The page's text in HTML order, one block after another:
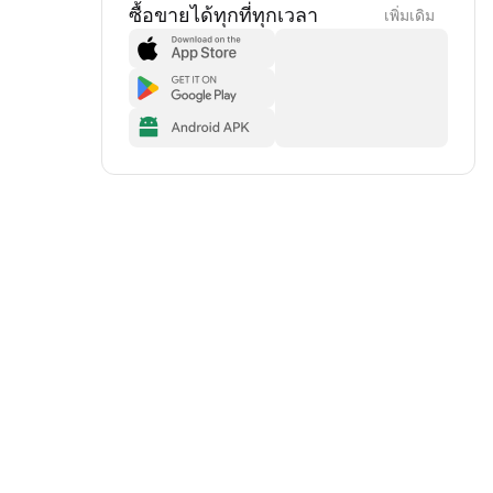
ซื้อขายได้ทุกที่ทุกเวลา เพิ่มเดิม